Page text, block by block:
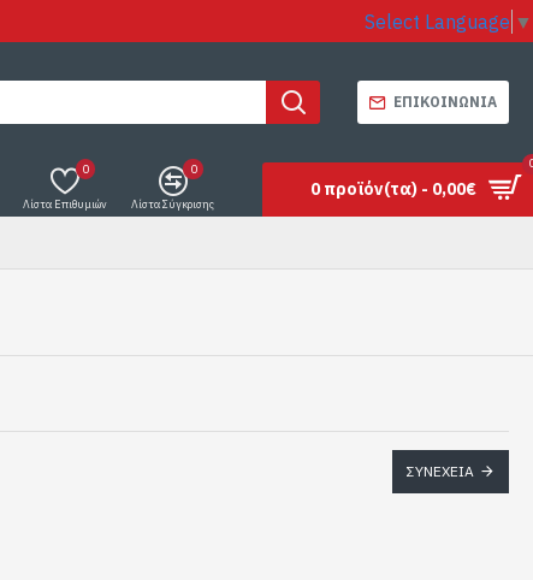
Select Language ▼
ΕΠΙΚΟΙΝΩΝΊΑ
Λίστα Επιθυμιών
0
Λίστα Σύγκρισης
0
0 προϊόν(τα) - 0,00€
ΣΥΝΈΧΕΙΑ